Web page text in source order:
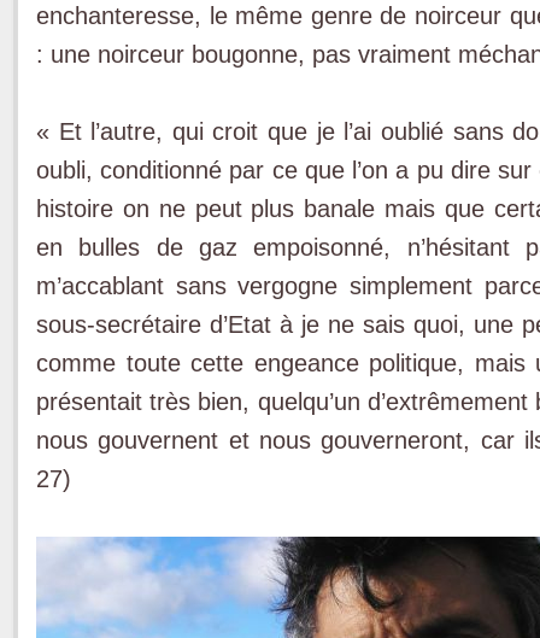
enchanteresse, le même genre de noirceur
: une noirceur bougonne, pas vraiment
« Et l’autre, qui croit que je l’ai oublié sans
oubli, conditionné par ce que l’on a pu dire
histoire on ne peut plus banale mais que
en bulles de gaz empoisonné, n’hésitant
m’accablant sans vergogne simplement
sous-secrétaire d’Etat à je ne sais quoi, une
comme toute cette engeance politique,
présentait très bien, quelqu’un
nous gouvernent et nous gouverneront, car
27)